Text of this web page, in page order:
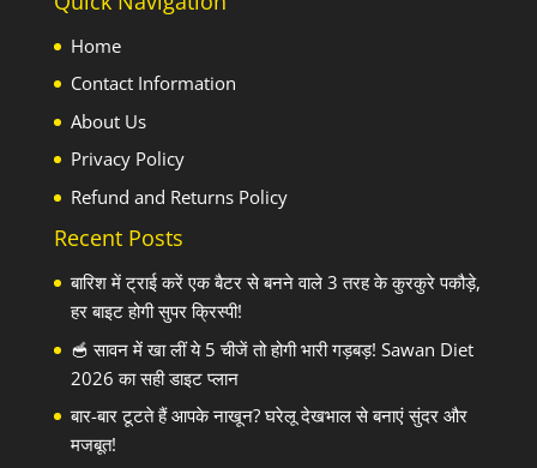
Home
Contact Information
About Us
Privacy Policy
Refund and Returns Policy
Recent Posts
बारिश में ट्राई करें एक बैटर से बनने वाले 3 तरह के कुरकुरे पकौड़े,
हर बाइट होगी सुपर क्रिस्पी!
🥣 सावन में खा लीं ये 5 चीजें तो होगी भारी गड़बड़! Sawan Diet
2026 का सही डाइट प्लान
बार-बार टूटते हैं आपके नाखून? घरेलू देखभाल से बनाएं सुंदर और
मजबूत!